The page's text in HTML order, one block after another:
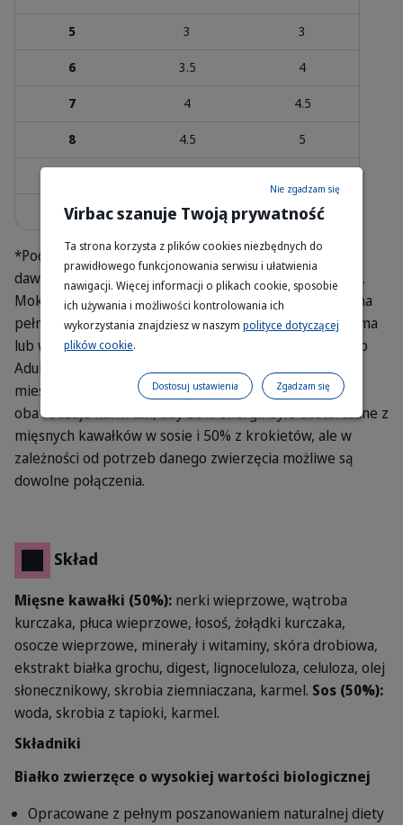
5 3 3
6 3.5 4
7 4 4.5
8 4.5 5
10 5.5 6.5
*Podane wartości mają charakter orientacyjny, a
dawkowanie może się różnić w zależności od rasy kota.
Mokra karma Adult Neutered Cat with Salmon to karma
pełnoporcjowa, zbilansowana. Może być podawana sama
lub w połączeniu z karmą suchą Adult Neutered Cat lub
Adult Neutered & Entire Cat. Program żywienia
mieszanego Veterinary HPM® Proponujemy zmieszać
oba rodzaje karm tak, aby 50% energii było dostarczane z
mięsnych kawałków w sosie i 50% z krokietów, ale w
zależności od potrzeb danego zwierzęcia możliwe są
dowolne połączenia.
Skład
Mięsne kawałki (50%): nerki wieprzowe, wątroba
kurczaka, płuca wieprzowe, łosoś, żołądki kurczaka,
osocze wieprzowe, minerały i witaminy, skóra drobiowa,
ekstrakt białka grochu, digest, lignoceluloza, celuloza, olej
słonecznikowy, skrobia ziemniaczana, karmel. Sos (50%):
woda, skrobia z tapioki, karmel.
Składniki
Białko zwierzęce o wysokiej wartości biologicznej
Opracowane z pełnym poszanowaniem naturalnej diety
Virbac szanuje Twoją prywatność
Ta strona korzysta z plików cookies niezbędnych do
prawidłowego funkcjonowania serwisu i ułatwienia
nawigacji. Więcej informacji o plikach cookie, sposobie
ich używania i możliwości kontrolowania ich
wykorzystania znajdziesz w naszym polityce dotyczącej
plików cookie.
Nie zgadzam się
Zgadzam się
Dostosuj ustawienia